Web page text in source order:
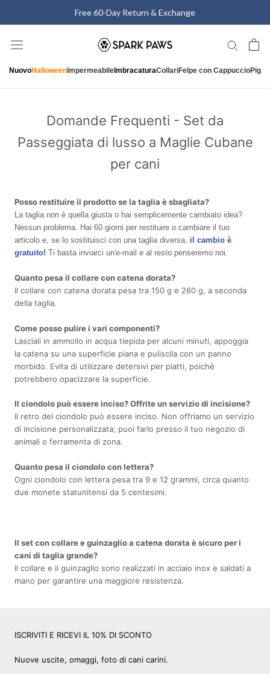
Free 60-Day Return & Exchange
NuovoHalloween Impermeabile ImbracaturaCollariFelpe con Cappuccio
Domande Frequenti - Set da
Passeggiata di lusso a Maglie Cubane
per cani
Posso restituire il prodotto se la taglia è sbagliata?
La taglia non è quella giusta o hai semplicemente cambiato idea?
Nessun problema. Hai 60 giorni per restituire o cambiare il tuo
articolo e, se lo sostituisci con una taglia diversa, il cambio è
gratuito! Ti basta inviarci un'e-mail e al resto penseremo noi.
Quanto pesa il collare con catena dorata?
Il collare con catena dorata pesa tra 150 g e 260 g, a seconda
della taglia.
Come posso pulire i vari componenti?
Lasciali in ammollo in acqua tiepida per alcuni minuti, appoggia
la catena su una superficie piana e puliscila con un panno
morbido. Evita di utilizzare detersivi per piatti, poiché
potrebbero opacizzare la superficie.
Il ciondolo può essere inciso? Offrite un servizio di incisione?
Il retro del ciondolo può essere inciso. Non offriamo un servizio
di incisione personalizzata; puoi farlo presso il tuo negozio di
animali o ferramenta di zona.
Quanto pesa il ciondolo con lettera?
Ogni ciondolo con lettera pesa tra 9 e 12 grammi, circa quanto
due monete statunitensi da 5 centesimi.
Il set con collare e guinzaglio a catena dorata è sicuro per i
cani di taglia grande?
Il collare e il guinzaglio sono realizzati in acciaio inox e saldati a
mano per garantire una maggiore resistenza.
ISCRIVITI E RICEVI IL 10% DI SCONTO
Nuove uscite, omaggi, foto di cani carini.